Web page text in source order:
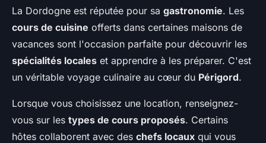
La Dordogne est réputée pour sa gastronomie. Les
cours de cuisine offerts dans certaines maisons de
vacances sont l'occasion parfaite pour découvrir les
spécialités locales et apprendre à les préparer. C'est
un véritable voyage culinaire au cœur du Périgord.
Lorsque vous choisissez une location, renseignez-
vous sur les types de cours proposés. Certains
hôtes collaborent avec des chefs locaux qui vous